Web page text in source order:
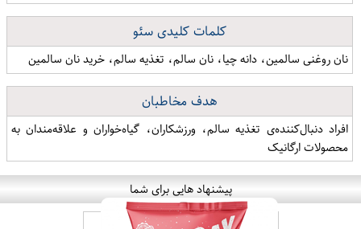
کلمات کلیدی سئو
نان روغنی سالمین، دانه چیا، نان سالم، تغذیه سالم، خرید نان سالمین
هدف مخاطبان
افراد دنبال‌کننده‌ی تغذیه سالم، ورزشکاران، گیاه‌خواران و علاقه‌مندان به
محصولات ارگانیک
پیشنهاد هایی برای شما